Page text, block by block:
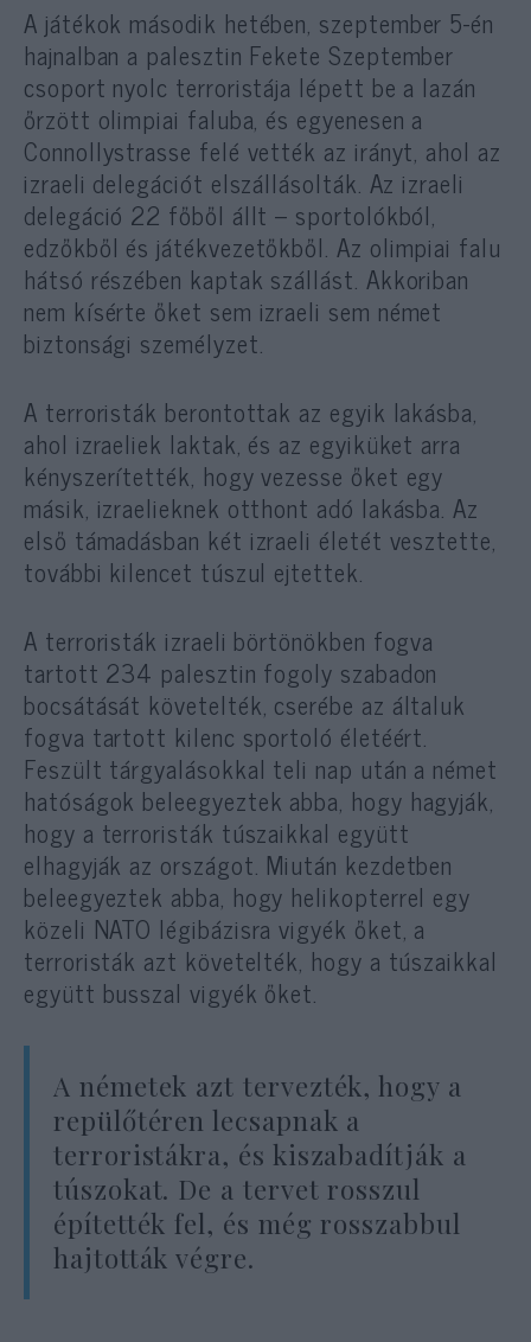
A játékok második hetében, szeptember 5-én
hajnalban a palesztin Fekete Szeptember
csoport nyolc terroristája lépett be a lazán
őrzött olimpiai faluba, és egyenesen a
Connollystrasse felé vették az irányt, ahol az
izraeli delegációt elszállásolták. Az izraeli
delegáció 22 főből állt – sportolókból,
edzőkből és játékvezetőkből. Az olimpiai falu
hátsó részében kaptak szállást. Akkoriban
nem kísérte őket sem izraeli sem német
biztonsági személyzet.
A terroristák berontottak az egyik lakásba,
ahol izraeliek laktak, és az egyiküket arra
kényszerítették, hogy vezesse őket egy
másik, izraelieknek otthont adó lakásba. Az
első támadásban két izraeli életét vesztette,
további kilencet túszul ejtettek.
A terroristák izraeli börtönökben fogva
tartott 234 palesztin fogoly szabadon
bocsátását követelték, cserébe az általuk
fogva tartott kilenc sportoló életéért.
Feszült tárgyalásokkal teli nap után a német
hatóságok beleegyeztek abba, hogy hagyják,
hogy a terroristák túszaikkal együtt
elhagyják az országot. Miután kezdetben
beleegyeztek abba, hogy helikopterrel egy
közeli NATO légibázisra vigyék őket, a
terroristák azt követelték, hogy a túszaikkal
együtt busszal vigyék őket.
A németek azt tervezték, hogy a
repülőtéren lecsapnak a
terroristákra, és kiszabadítják a
túszokat. De a tervet rosszul
építették fel, és még rosszabbul
hajtották végre.